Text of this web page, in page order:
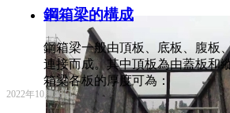
鋼箱梁的構成
鋼箱梁一般由頂板、底板、腹板
連接而成。其中頂板為由蓋板和
箱梁各板的厚度可為：
2022年10月28日